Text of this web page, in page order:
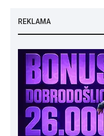
REKLAMA